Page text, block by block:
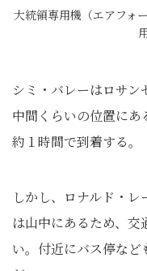
大統領専用機（エアフォ
シミ・バレーはロサン
中間くらいの位置に
約１時間で到着する。
しかし、ロナルド・
は山中にあるため、
い。付近にバス停な